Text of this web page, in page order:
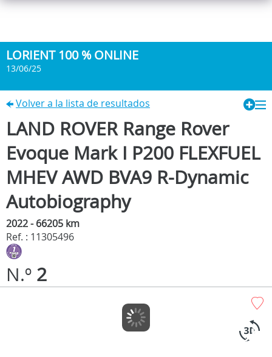
LORIENT 100 % ONLINE
13/06/25
Volver a la lista de resultados
LAND ROVER Range Rover
Evoque Mark I P200 FLEXFUEL
MHEV AWD BVA9 R-Dynamic
Autobiography
2022 - 66205 km
Ref. : 11305496
N.º 2